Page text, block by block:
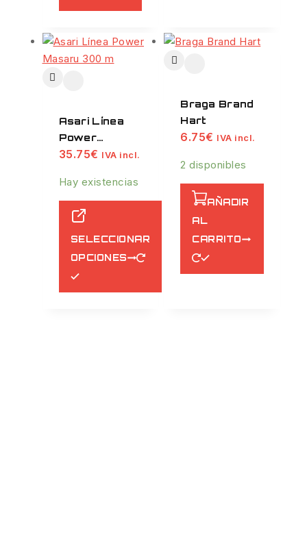
Asari Línea
Power
Masaru 300 M
35.75€ IVA incl.
Hay existencias
SELECCIONAR
OPCIONES
Braga Brand
Hart
6.75€ IVA incl.
2 disponibles
AÑADIR
AL
CARRITO